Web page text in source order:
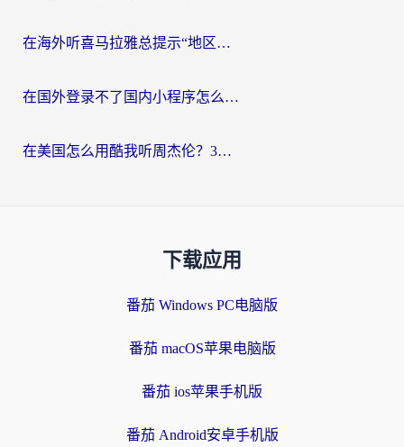
在海外听喜马拉雅总提示“地区限制”？3步轻松解除+听国内音乐全攻略
在国外登录不了国内小程序怎么办？选对回国加速器，轻松解锁国内资源
在美国怎么用酷我听周杰伦？3步搞定海外听歌难题
下载应用
番茄 Windows PC电脑版
番茄 macOS苹果电脑版
番茄 ios苹果手机版
番茄 Android安卓手机版